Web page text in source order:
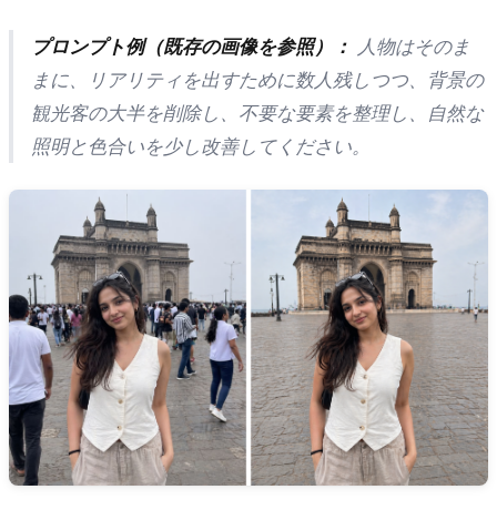
プロンプト例（既存の画像を参照）： 人物はそのま
まに、リアリティを出すために数人残しつつ、背景の
観光客の大半を削除し、不要な要素を整理し、自然な
照明と色合いを少し改善してください。